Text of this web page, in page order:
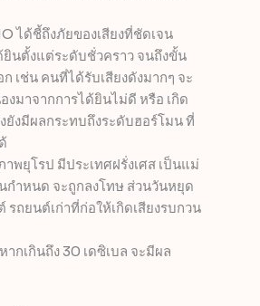
ได้ชี้ถึงภัยของเสียงที่ชัดเจน
ยินตั้งแต่ระดับชั่วคราว จนถึงขั้น
ช่น คนที่ได้รับเสียงดังมากๆ จะ
งมาจากการได้ยินไม่ดี หรือ เกิด
ยังมีผลกระทบถึงระดับฮอร์โมน ที่
พยุโรป มีประเทศฝรั่งเศส เป็นแม่
กำหนด จะถูกลงโทษ ส่วนวันหยุด
ถยนต์เก่าที่ก่อให้เกิดเสียงรบกวน
กเกินถึง 30 เดซิเบล จะมีผล